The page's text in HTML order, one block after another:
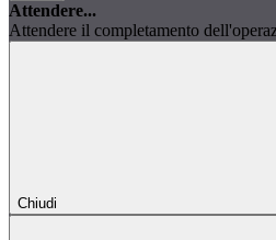
Attendere...
Attendere il completamento
Chiudi